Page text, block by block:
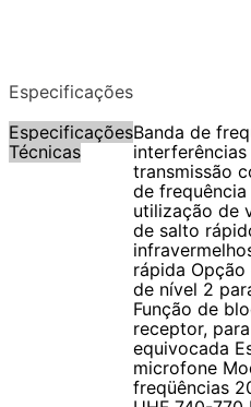
- Banda de frequência
estabilidade de transmissão
- Opção de banda de
utilização de vários sistemas;
- Tecnologia de salto rápido;
- Tecnologia de infravermelhos
- Opção de energia de
aplicação diferente;
- Função de bloqueio do
operação equivocada;
Especificações
Especificações
Técnicas
Banda de
transmissão
de
utilização de
de salto
rápida
de nível 2
Função de
receptor,
equivocada
microfone
freqüências